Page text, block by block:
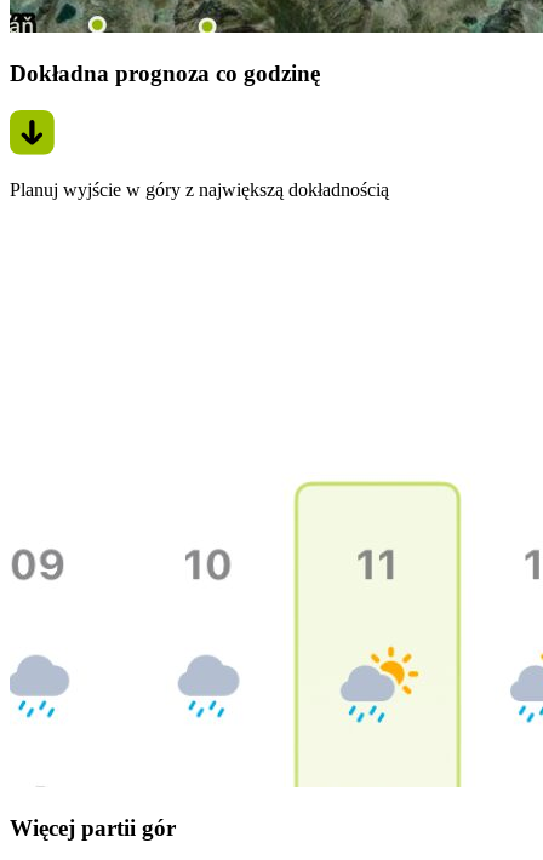
Dokładna prognoza co godzinę
Planuj wyjście w góry z największą dokładnością
Więcej partii gór